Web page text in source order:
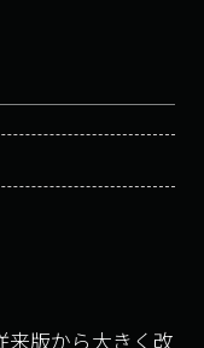
来版から大きく改